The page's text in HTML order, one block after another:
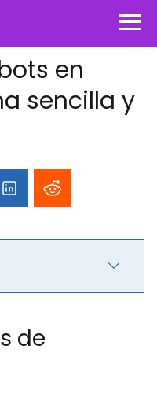
en
sencilla y
de